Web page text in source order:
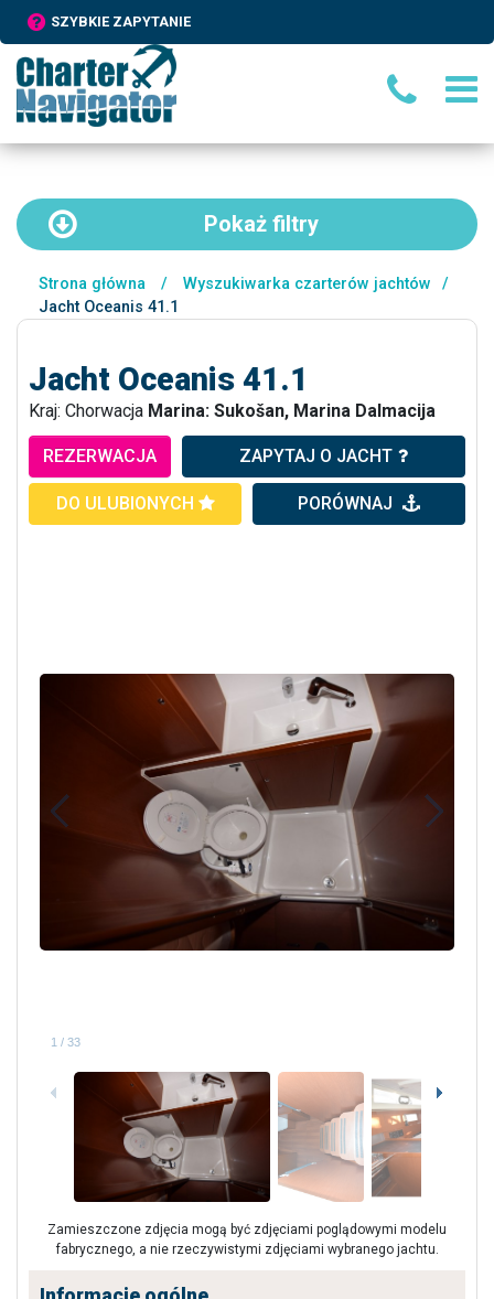
SZYBKIE ZAPYTANIE
Pokaż filtry
Strona główna / Wyszukiwarka czarterów jachtów
/
Jacht Oceanis 41.1
Jacht Oceanis 41.1
Kraj: Chorwacja Marina: Sukošan, Marina Dalmacija
REZERWACJA ZAPYTAJ O JACHT
DO ULUBIONYCH PORÓWNAJ
1 / 33
Zamieszczone zdjęcia mogą być zdjęciami poglądowymi modelu
fabrycznego, a nie rzeczywistymi zdjęciami wybranego jachtu.